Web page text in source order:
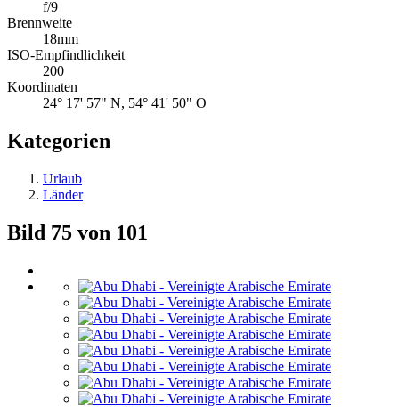
f/9
Brennweite
18mm
ISO-Empfindlichkeit
200
Koordinaten
24° 17' 57" N, 54° 41' 50" O
Kategorien
Urlaub
Länder
Bild 75 von 101